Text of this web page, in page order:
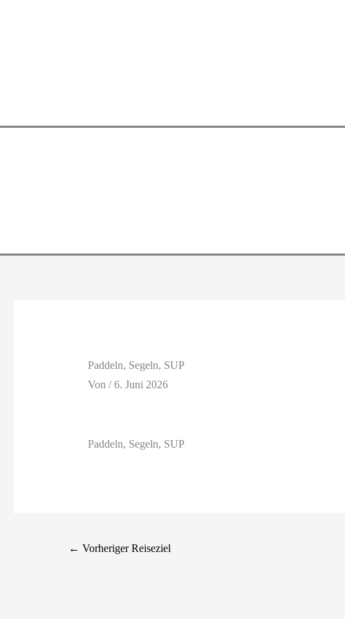
Paddeln, Segeln, SUP
Von /6. Juni 2026
Paddeln, Segeln, SUP
← Vorheriger Reiseziel